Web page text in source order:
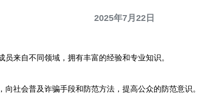
2025年7月22日
来自不同领域，拥有丰富的经验和专业知识。
社会普及诈骗手段和防范方法，提高公众的防范意识。